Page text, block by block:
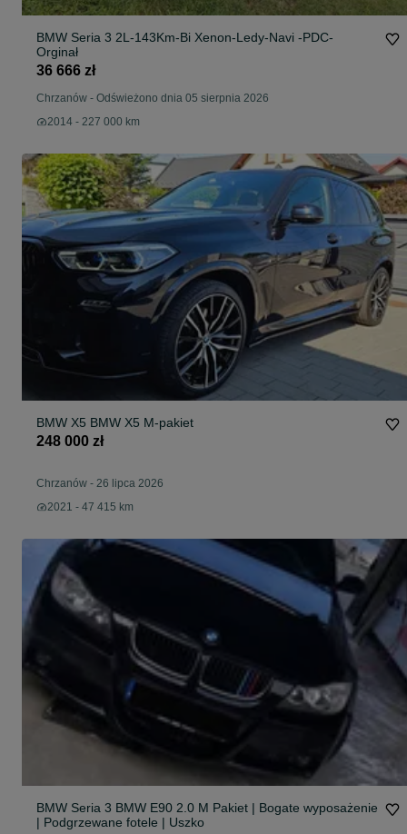
BMW Seria 3 2L-143Km-Bi Xenon-Ledy-Navi -PDC-
Orginał
36 666 zł
Chrzanów - Odświeżono dnia 05 sierpnia 2026
2014 - 227 000 km
BMW X5 BMW X5 M-pakiet
248 000 zł
Chrzanów - 26 lipca 2026
2021 - 47 415 km
BMW Seria 3 BMW E90 2.0 M Pakiet | Bogate wyposażenie
| Podgrzewane fotele | Uszko